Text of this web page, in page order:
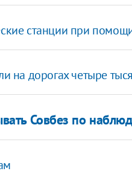
станции при
на дорогах четыре
Совбез по